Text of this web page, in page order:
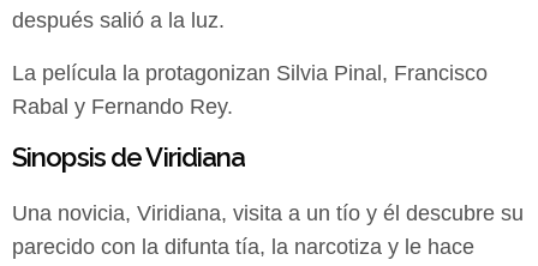
después salió a la luz.
La película la protagonizan Silvia Pinal, Francisco
Rabal y Fernando Rey.
Sinopsis de Viridiana
Una novicia, Viridiana, visita a un tío y él descubre su
parecido con la difunta tía, la narcotiza y le hace